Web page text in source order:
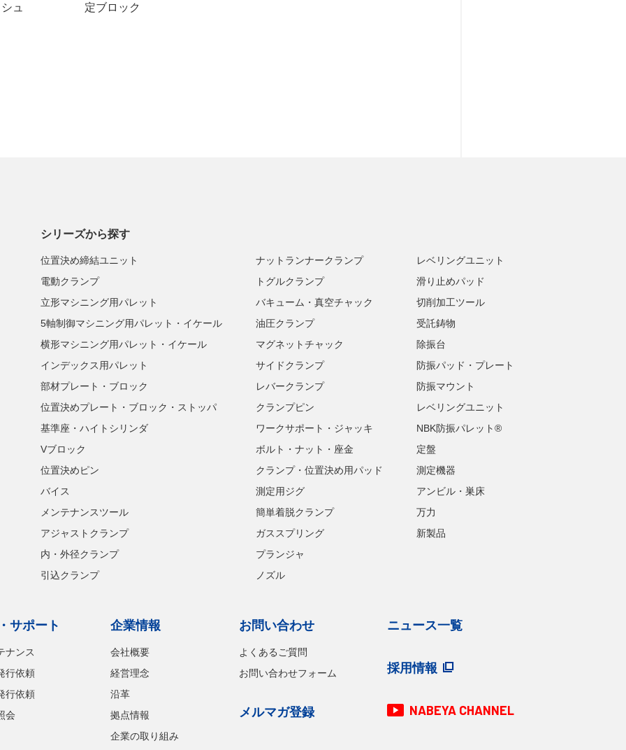
ュ
定ブロック
シリーズから探す
位置決め締結ユニット
電動クランプ
立形マシニング用パレット
5軸制御マシニング用パレット・イケール
横形マシニング用パレット・イケール
インデックス用パレット
部材プレート・ブロック
位置決めプレート・ブロック・ストッパ
基準座・ハイトシリンダ
Vブロック
位置決めピン
バイス
メンテナンスツール
アジャストクランプ
内・外径クランプ
引込クランプ
ナットランナークランプ
トグルクランプ
バキューム・真空チャック
油圧クランプ
マグネットチャック
サイドクランプ
レバークランプ
クランプピン
ワークサポート・ジャッキ
ボルト・ナット・座金
クランプ・位置決め用パッド
測定用ジグ
簡単着脱クランプ
ガススプリング
プランジャ
ノズル
レベリングユニット
滑り止めパッド
切削加工ツール
受託鋳物
除振台
防振パッド・プレート
防振マウント
レベリングユニット
NBK防振パレット®
定盤
測定機器
アンビル・巣床
万力
新製品
サポート
ナンス
行依頼
行依頼
会
企業情報
会社概要
経営理念
沿革
拠点情報
企業の取り組み
お問い合わせ
よくあるご質問
お問い合わせフォーム
メルマガ登録
ニュース一覧
採用情報
NABEYA CHANNEL